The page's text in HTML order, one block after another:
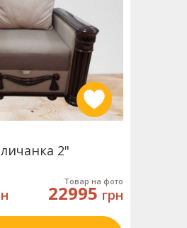
2"
Товар на фото
22995 грн